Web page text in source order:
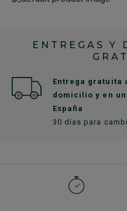
ENTREGAS Y
Entrega gratuita
domicilio y en
España
30 días para